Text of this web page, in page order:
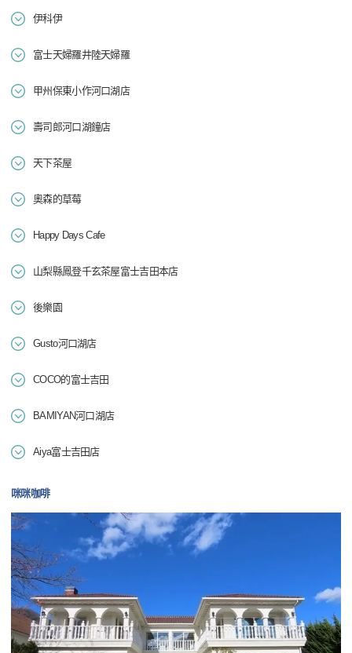
伊科伊
富士天婦羅井陸天婦羅
甲州保東小作河口湖店
壽司郎河口湖鐘店
天下茶屋
奧森的草莓
Happy Days Cafe
山梨縣鳳登千玄茶屋富士吉田本店
後樂園
Gusto河口湖店
COCO的富士吉田
BAMIYAN河口湖店
Aiya富士吉田店
咪咪咖啡